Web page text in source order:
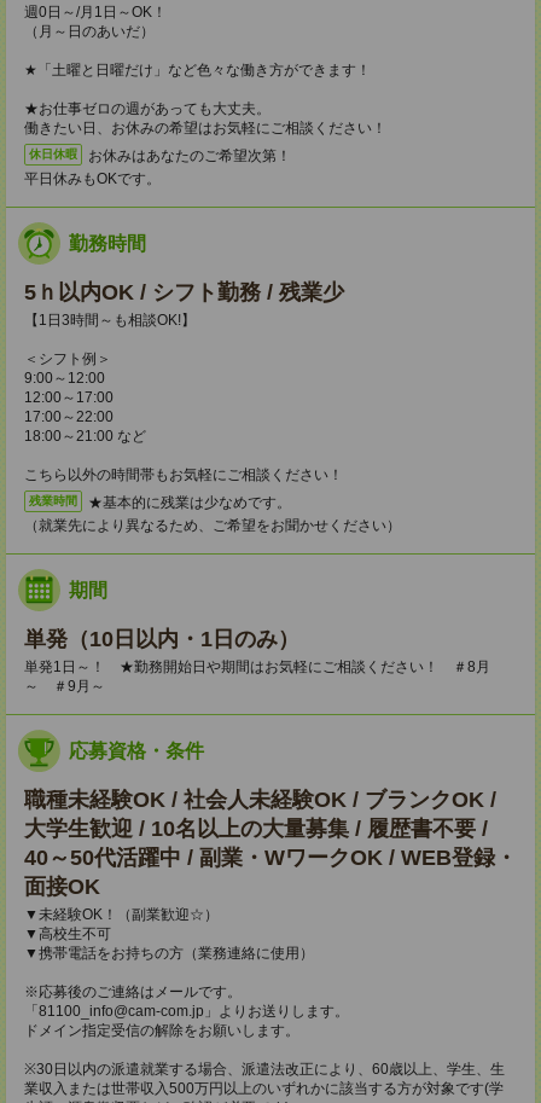
週0日～/月1日～OK！
（月～日のあいだ）
★「土曜と日曜だけ」など色々な働き方ができます！
★お仕事ゼロの週があっても大丈夫。
働きたい日、お休みの希望はお気軽にご相談ください！
休日休暇
お休みはあなたのご希望次第！
平日休みもOKです。
勤務時間
5ｈ以内OK / シフト勤務 / 残業少
【1日3時間～も相談OK!】
＜シフト例＞
9:00～12:00
12:00～17:00
17:00～22:00
18:00～21:00 など
こちら以外の時間帯もお気軽にご相談ください！
残業時間
★基本的に残業は少なめです。
（就業先により異なるため、ご希望をお聞かせください）
期間
単発（10日以内・1日のみ）
単発1日～！ ★勤務開始日や期間はお気軽にご相談ください！ ＃8月
～ ＃9月～
応募資格・条件
職種未経験OK / 社会人未経験OK / ブランクOK /
大学生歓迎 / 10名以上の大量募集 / 履歴書不要 /
40～50代活躍中 / 副業・WワークOK / WEB登録・
面接OK
▼未経験OK！（副業歓迎☆）
▼高校生不可
▼携帯電話をお持ちの方（業務連絡に使用）
※応募後のご連絡はメールです。
「81100_info@cam-com.jp」よりお送りします。
ドメイン指定受信の解除をお願いします。
※30日以内の派遣就業する場合、派遣法改正により、60歳以上、学生、生
業収入または世帯収入500万円以上のいずれかに該当する方が対象です(学